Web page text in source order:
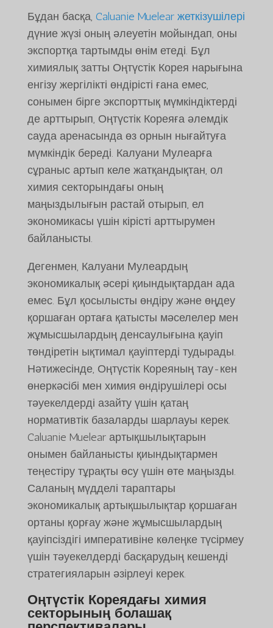
Бұдан басқа, Caluanie Muelear жеткізушілері
дүние жүзі оның әлеуетін мойындап, оны
экспортқа тартымды өнім етеді. Бұл
химиялық затты Оңтүстік Корея нарығына
енгізу жергілікті өндірісті ғана емес,
сонымен бірге экспорттық мүмкіндіктерді
де арттырып, Оңтүстік Кореяға әлемдік
сауда аренасында өз орнын нығайтуға
мүмкіндік береді. Калуани Мулеарға
сұраныс артып келе жатқандықтан, ол
химия секторындағы оның
маңыздылығын растай отырып, ел
экономикасы үшін кірісті арттырумен
байланысты.
Дегенмен, Калуани Мулеардың
экономикалық әсері қиындықтардан ада
емес. Бұл қосылысты өндіру және өңдеу
қоршаған ортаға қатысты мәселелер мен
жұмысшылардың денсаулығына қауіп
төндіретін ықтимал қауіптерді тудырады.
Нәтижесінде, Оңтүстік Кореяның тау-кен
өнеркәсібі мен химия өндірушілері осы
тәуекелдерді азайту үшін қатаң
нормативтік базаларды шарлауы керек.
Caluanie Muelear артықшылықтарын
онымен байланысты қиындықтармен
теңестіру тұрақты өсу үшін өте маңызды.
Саланың мүдделі тараптары
экономикалық артықшылықтар қоршаған
ортаны қорғау және жұмысшылардың
қауіпсіздігі императивіне көлеңке түсірмеу
үшін тәуекелдерді басқарудың кешенді
стратегияларын әзірлеуі керек.
Оңтүстік Кореядағы химия
секторының болашақ